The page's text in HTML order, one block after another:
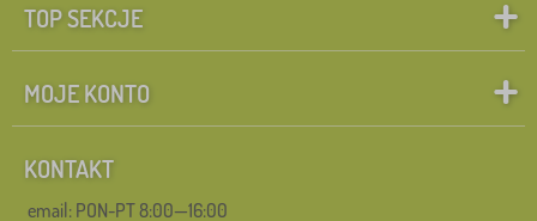
TOP SEKCJE
MOJE KONTO
KONTAKT
email: PON-PT 8:00—16:00